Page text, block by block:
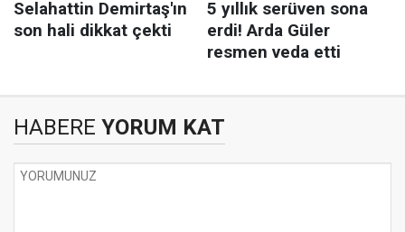
HABERE YORUM KAT